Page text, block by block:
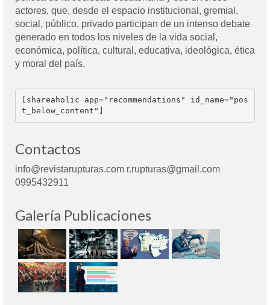
actores, que, desde el espacio institucional, gremial,
social, público, privado participan de un intenso debate
generado en todos los niveles de la vida social,
económica, política, cultural, educativa, ideológica, ética
y moral del país.
[shareaholic app="recommendations" id_name="pos
t_below_content"]
Contactos
info@revistarupturas.com r.rupturas@gmail.com
0995432911
Galería Publicaciones